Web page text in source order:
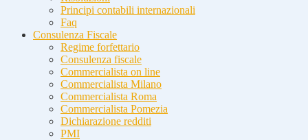
Principi contabili internazionali
Faq
Consulenza Fiscale
Regime forfettario
Consulenza fiscale
Commercialista on line
Commercialista Milano
Commercialista Roma
Commercialista Pomezia
Dichiarazione redditi
PMI